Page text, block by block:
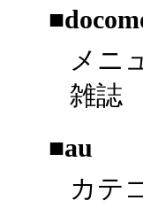
メニ
雑誌
■au
カテ